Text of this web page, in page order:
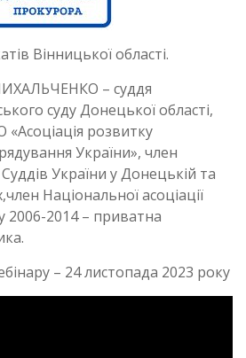
Вінницької області.
– суддя
суду Донецької області,
«Асоціація розвитку
України», член
України у Донецькій та
Національної асоціації
2006-2014 – приватна
– 24 листопада 2023 року